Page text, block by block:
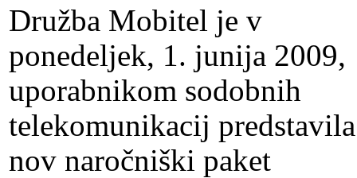
Družba Mobitel je v
ponedeljek, 1. junija 2009,
uporabnikom sodobnih
telekomunikacij predstavila
nov naročniški paket